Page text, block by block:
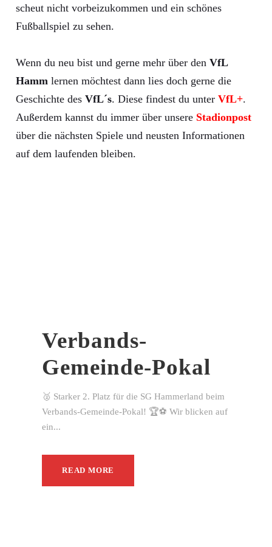
scheut nicht vorbeizukommen und ein schönes
Fußballspiel zu sehen.
Wenn du neu bist und gerne mehr über den VfL
Hamm lernen möchtest dann lies doch gerne die
Geschichte des VfL´s. Diese findest du unter VfL+.
Außerdem kannst du immer über unsere Stadionpost
über die nächsten Spiele und neusten Informationen
auf dem laufenden bleiben.
Verbands-
Gemeinde-Pokal
🥈 Starker 2. Platz für die SG Hammerland beim
Verbands-Gemeinde-Pokal! 🏆⚽ Wir blicken auf
ein...
READ MORE